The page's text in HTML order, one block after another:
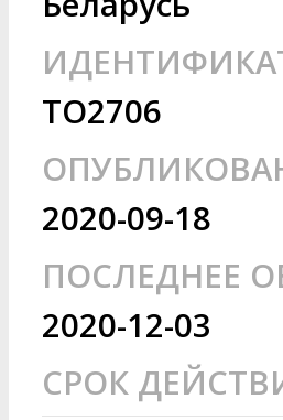
TO2706
2020-09-18
ПОСЛЕДНЕЕ
2020-12-03
СРОК